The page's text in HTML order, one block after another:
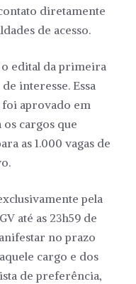
diretamente
de acesso.
o edital da primeira
interesse. Essa
foi aprovado em
cargos que
as 1.000 vagas de
pela
até as 23h59 de
no prazo
cargo e dos
de preferência,